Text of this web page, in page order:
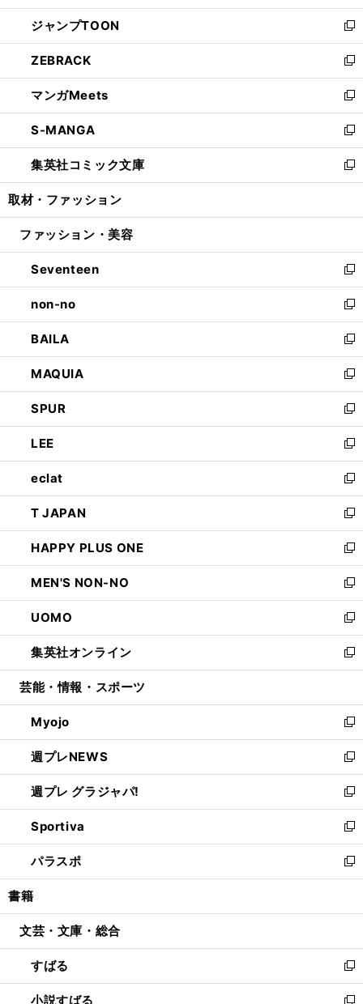
開
く
ウ
で
開
く
ン
ド
ウ
で
開
く
ウ
ィ
ン
ド
ウ
で
開
く
し
い
ウ
ィ
ン
ド
ウ
で
開
く
ジャンプTOON
新
し
い
ウ
ィ
ン
ド
ウ
で
開
ZEBRACK
新
し
い
ウ
ィ
ン
ド
ウ
開
マンガMeets
新
し
い
ウ
ィ
ン
ウ
開
く
S-MANGA
新
し
い
ウ
ン
ウ
で
開
く
集英社コミック文庫
新
し
ウ
ン
ド
ウ
で
開
く
取材・ファッション
ファッション・美容
Seventeen
新
し
い
ウ
ィ
ン
ド
ウ
で
開
く
non-no
新
し
い
ウ
ィ
ン
ド
ウ
で
開
く
BAILA
新
し
い
ウ
ィ
ン
ド
ウ
で
開
く
MAQUIA
新
し
い
ウ
ィ
ン
ド
ウ
で
開
く
SPUR
新
し
い
ウ
ィ
ン
ド
ウ
で
開
く
LEE
新
し
い
ウ
ィ
ン
ド
ウ
で
開
く
eclat
新
し
い
ウ
ィ
ン
ド
ウ
で
開
く
T JAPAN
新
し
い
ウ
ィ
ン
ド
ウ
で
開
HAPPY PLUS ONE
新
し
い
ウ
ィ
ン
ド
ウ
開
く
MEN'S NON-NO
新
し
い
ウ
ィ
ン
ウ
で
開
く
UOMO
新
し
い
ウ
ン
ド
ウ
で
開
く
集英社オンライン
新
し
ウ
ィ
ン
ド
ウ
で
開
く
芸能・情報・スポーツ
Myojo
新
し
い
ウ
ィ
ン
ド
ウ
で
開
週プレNEWS
新
し
い
ウ
ィ
ン
ド
ウ
開
週プレ グラジャパ!
新
し
い
ウ
ィ
ン
ウ
開
く
Sportiva
新
し
い
ウ
ン
ウ
で
開
く
パラスポ
新
し
ウ
ン
ド
ウ
で
書籍
文芸・文庫・総合
すばる
新
し
小説すばる